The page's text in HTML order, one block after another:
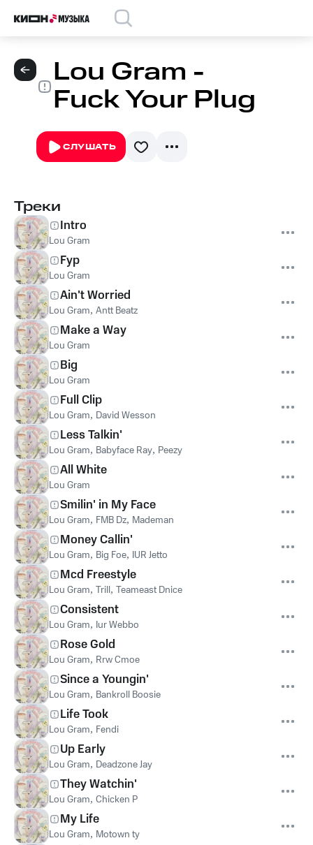
Lou Gram -
Fuck Your Plug
СЛУШАТЬ
Треки
Intro
Lou Gram
Fyp
Lou Gram
Ain't Worried
Lou Gram, Antt Beatz
Make a Way
Lou Gram
Big
Lou Gram
Full Clip
Lou Gram, David Wesson
Less Talkin'
Lou Gram, Babyface Ray, Peezy
All White
Lou Gram
Smilin' in My Face
Lou Gram, FMB Dz, Mademan
Money Callin'
Lou Gram, Big Foe, IUR Jetto
Mcd Freestyle
Lou Gram, Trill, Teameast Dnice
Consistent
Lou Gram, Iur Webbo
Rose Gold
Lou Gram, Rrw Cmoe
Since a Youngin'
Lou Gram, Bankroll Boosie
Life Took
Lou Gram, Fendi
Up Early
Lou Gram, Deadzone Jay
They Watchin'
Lou Gram, Chicken P
My Life
Lou Gram, Motown ty